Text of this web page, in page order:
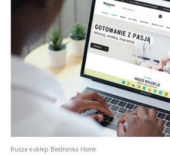
Rusza e-sklep Biedronka Home